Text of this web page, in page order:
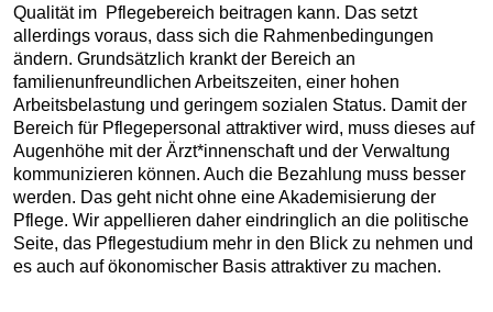
Qualität im Pflegebereich beitragen kann. Das setzt
allerdings voraus, dass sich die Rahmenbedingungen
ändern. Grundsätzlich krankt der Bereich an
familienunfreundlichen Arbeitszeiten, einer hohen
Arbeitsbelastung und geringem sozialen Status. Damit der
Bereich für Pflegepersonal attraktiver wird, muss dieses auf
Augenhöhe mit der Ärzt*innenschaft und der Verwaltung
kommunizieren können. Auch die Bezahlung muss besser
werden. Das geht nicht ohne eine Akademisierung der
Pflege. Wir appellieren daher eindringlich an die politische
Seite, das Pflegestudium mehr in den Blick zu nehmen und
es auch auf ökonomischer Basis attraktiver zu machen.